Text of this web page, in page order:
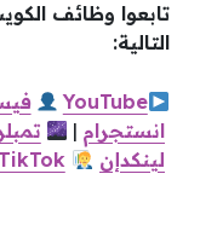
تابعوا وظائف
التالية:
YouTube
انستجرام | تمبلر
لينكدإن
TikTok